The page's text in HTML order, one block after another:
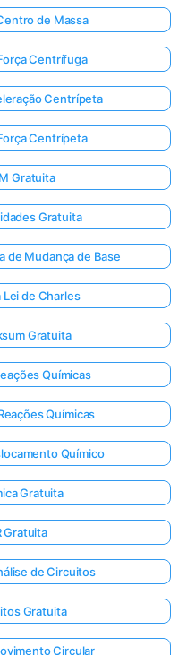
de Massa
Centrífuga
Centrípeta
Centrípeta
Gratuita
Gratuita
de Mudança de Base
de Charles
Gratuita
Químicas
Químicas
Químico
Gratuita
Gratuita
de Circuitos
Gratuita
Circular